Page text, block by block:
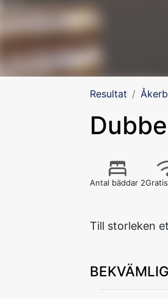
Resultat
Antal bäddar 2
Till storleken